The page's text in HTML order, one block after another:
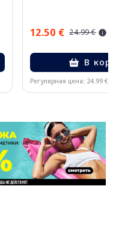
12.50 € 24.99 €
В
Регулярная цена: 24.99 €